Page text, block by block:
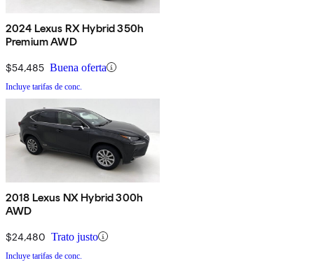
2024 Lexus RX Hybrid 350h
Premium AWD
$54,485 Buena oferta
Incluye tarifas de conc.
2018 Lexus NX Hybrid 300h
AWD
$24,480 Trato justo
Incluye tarifas de conc.